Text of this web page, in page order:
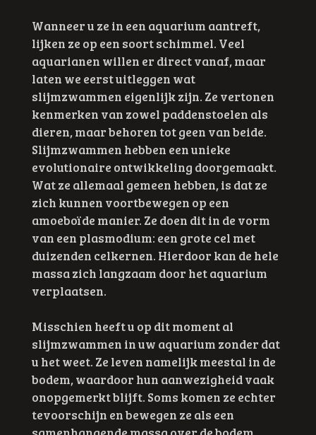
Wanneer u ze in een aquarium aantreft,
lijken ze op een soort schimmel. Veel
aquarianen willen er direct vanaf, maar
laten we eerst uitleggen wat
slijmzwammen eigenlijk zijn. Ze vertonen
kenmerken van zowel paddenstoelen als
dieren, maar behoren tot geen van beide.
Slijmzwammen hebben een unieke
evolutionaire ontwikkeling doorgemaakt.
Wat ze allemaal gemeen hebben, is dat ze
zich kunnen voortbewegen op een
amoeboïde manier. Ze doen dit in de vorm
van een plasmodium: een grote cel met
duizenden celkernen. Hierdoor kan de hele
massa zich langzaam door het aquarium
verplaatsen.
Misschien heeft u op dit moment al
slijmzwammen in uw aquarium zonder dat
u het weet. Ze leven namelijk meestal in de
bodem, waardoor hun aanwezigheid vaak
onopgemerkt blijft. Soms komen ze echter
tevoorschijn en bewegen ze als een